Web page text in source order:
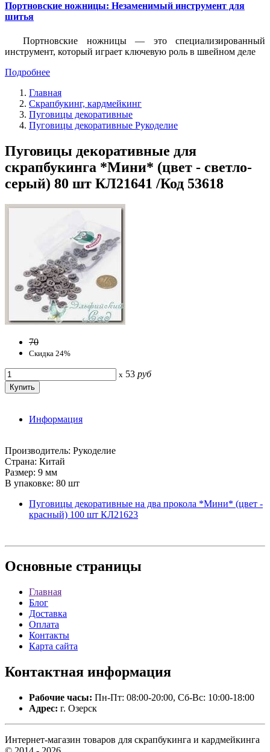
Портновские ножницы: Незаменимый инструмент для
шитья
Портновские ножницы — это специализированный
инструмент, который играет ключевую роль в швейном деле
Подробнее
Главная
Скрапбукинг, кардмейкинг
Пуговицы декоративные
Пуговицы декоративные Рукоделие
Пуговицы декоративные для
скрапбукинга *Мини* (цвет - светло-
серый) 80 шт КЛ21641 /Код 53618
70
Скидка 24%
x 53 руб
Информация
Производитель: Рукоделие
Страна: Китай
Размер: 9 мм
В упаковке: 80 шт
Пуговицы декоративные на два прокола *Мини* (цвет -
красный) 100 шт КЛ21623
Основные страницы
Главная
Блог
Доставка
Оплата
Контакты
Карта сайта
Контактная информация
Рабочие часы: Пн-Пт: 08:00-20:00, Сб-Вс: 10:00-18:00
Адрес: г. Озерск
Интернет-магазин товаров для скрапбукинга и кардмейкинга